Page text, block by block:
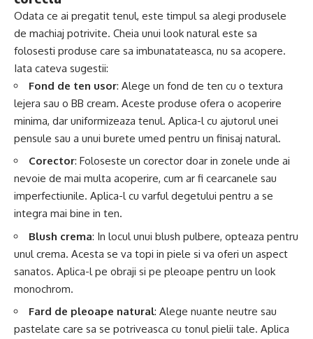
Odata ce ai pregatit tenul, este timpul sa alegi produsele
de machiaj potrivite. Cheia unui look natural este sa
folosesti produse care sa imbunatateasca, nu sa acopere.
Iata cateva sugestii:
Fond de ten usor: Alege un fond de ten cu o textura
lejera sau o BB cream. Aceste produse ofera o acoperire
minima, dar uniformizeaza tenul. Aplica-l cu ajutorul unei
pensule sau a unui burete umed pentru un finisaj natural.
Corector: Foloseste un corector doar in zonele unde ai
nevoie de mai multa acoperire, cum ar fi cearcanele sau
imperfectiunile. Aplica-l cu varful degetului pentru a se
integra mai bine in ten.
Blush crema: In locul unui blush pulbere, opteaza pentru
unul crema. Acesta se va topi in piele si va oferi un aspect
sanatos. Aplica-l pe obraji si pe pleoape pentru un look
monochrom.
Fard de pleoape natural: Alege nuante neutre sau
pastelate care sa se potriveasca cu tonul pielii tale. Aplica